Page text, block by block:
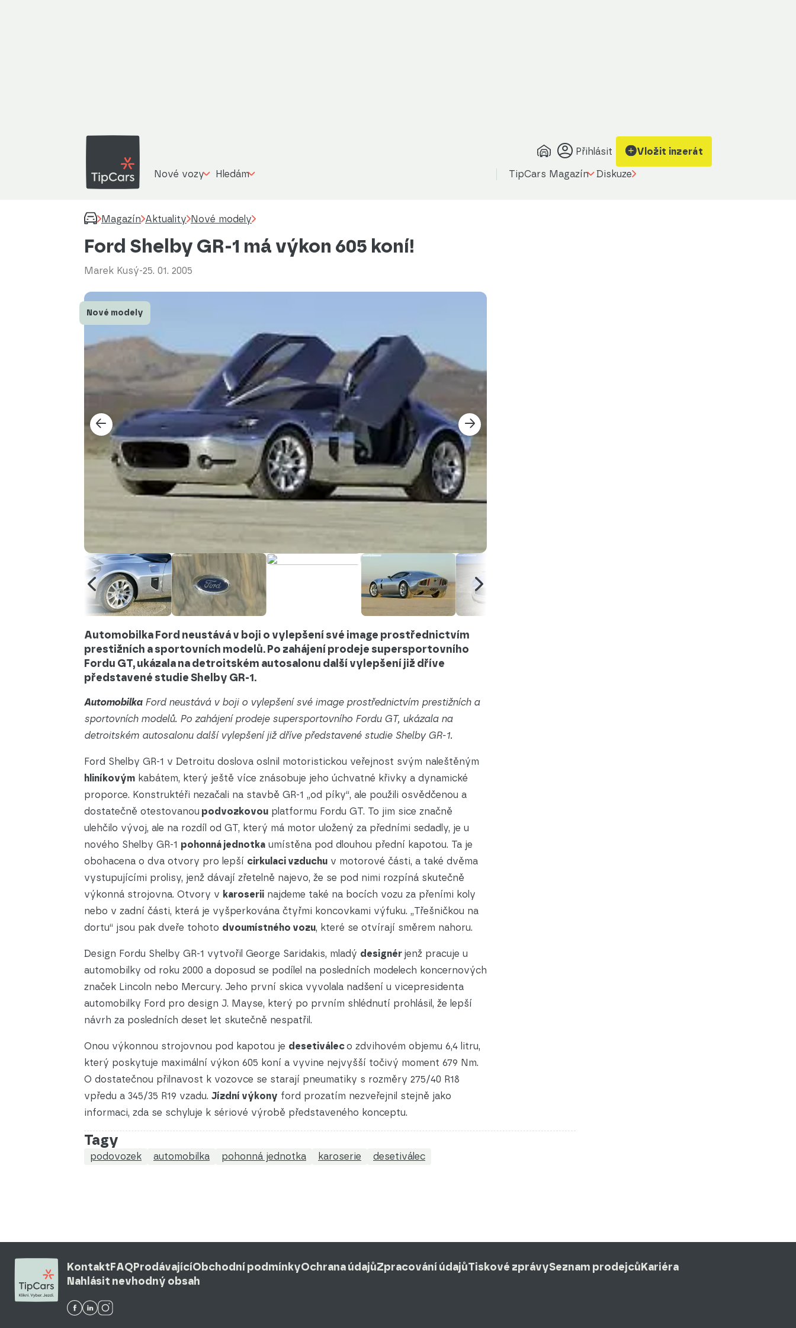
Přihlásit Vložit inzerát
Nové vozy Hledám TipCars Magazín Diskuze
Magazín Aktuality Nové modely
Ford Shelby GR-1 má výkon 605 koní!
Marek Kusý-25. 01. 2005
Nové modely
Automobilka Ford neustává v boji o vylepšení své image prostřednictvím
prestižních a sportovních modelů. Po zahájení prodeje supersportovního
Fordu GT, ukázala na detroitském autosalonu další vylepšení již dříve
představené studie Shelby GR-1.
AutomobilkaFord neustává v boji o vylepšení své image prostřednictvím prestižních a
sportovních modelů. Po zahájení prodeje supersportovního Fordu GT, ukázala na
detroitském autosalonu další vylepšení již dříve představené studie Shelby GR-1.
Ford Shelby GR-1 v Detroitu doslova oslnil motoristickou veřejnost svým naleštěným
hliníkovým kabátem, který ještě více znásobuje jeho úchvatné křivky a dynamické
proporce. Konstruktéři nezačali na stavbě GR-1 „od píky“, ale použili osvědčenou a
dostatečně otestovanou podvozkovou platformu Fordu GT. To jim sice značně
ulehčilo vývoj, ale na rozdíl od GT, který má motor uložený za předními sedadly, je u
nového Shelby GR-1 pohonná jednotka umístěna pod dlouhou přední kapotou. Ta je
obohacena o dva otvory pro lepší cirkulaci vzduchu v motorové části, a také dvěma
vystupujícími prolisy, jenž dávají zřetelně najevo, že se pod nimi rozpíná skutečně
výkonná strojovna. Otvory v karoserii najdeme také na bocích vozu za přeními koly
nebo v zadní části, která je vyšperkována čtyřmi koncovkami výfuku. „Třešničkou na
dortu“ jsou pak dveře tohoto dvoumístného vozu, které se otvírají směrem nahoru.
Design Fordu Shelby GR-1 vytvořil George Saridakis, mladý designér jenž pracuje u
automobilky od roku 2000 a doposud se podílel na posledních modelech koncernových
značek Lincoln nebo Mercury. Jeho první skica vyvolala nadšení u vicepresidenta
automobilky Ford pro design J. Mayse, který po prvním shlédnutí prohlásil, že lepší
návrh za posledních deset let skutečně nespatřil.
Onou výkonnou strojovnou pod kapotou je desetiváleco zdvihovém objemu 6,4 litru,
který poskytuje maximální výkon 605 koní a vyvine nejvyšší točivý moment 679 Nm.
O dostatečnou přilnavost k vozovce se starají pneumatiky s rozměry 275/40 R18
vpředu a 345/35 R19 vzadu. Jízdní výkony ford prozatím nezveřejnil stejně jako
informaci, zda se schyluje k sériové výrobě představeného konceptu.
Tagy
podovozek automobilka pohonná jednotka karoserie desetiválec
KontaktFAQProdávajícíObchodní podmínkyOchrana údajůZpracování údajůTiskové zprávySeznam prodejcůKariéra
Nahlásit nevhodný obsah